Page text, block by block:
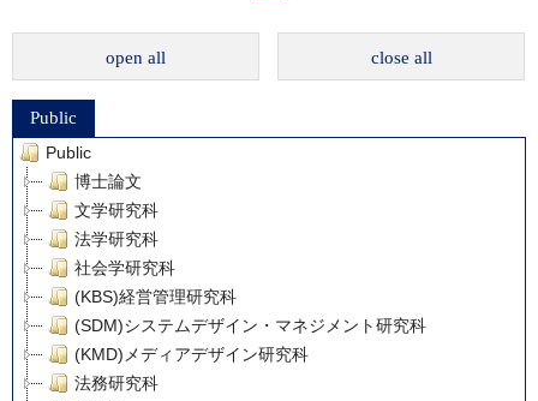
open all close all
Public
Public
博士論文
文学研究科
法学研究科
社会学研究科
(KBS)経営管理研究科
(SDM)システムデザイン・マネジメント研究科
(KMD)メディアデザイン研究科
法務研究科